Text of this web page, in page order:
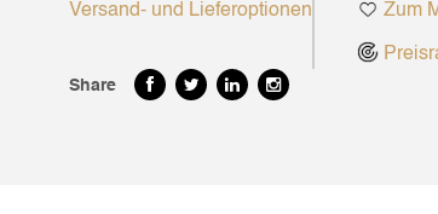
Versand- und Lieferoptionen Zum
Share